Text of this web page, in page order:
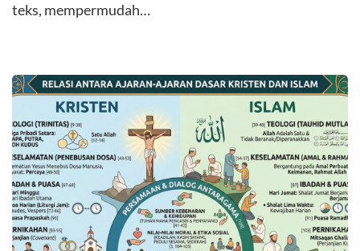
teks, mempermudah…